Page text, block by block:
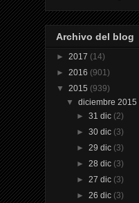
Archivo del blog
► 2017 (14)
► 2016 (901)
▼ 2015 (939)
▼diciembre 2015
► 31 dic (2)
► 30 dic (3)
► 29 dic (3)
► 28 dic (3)
► 27 dic (3)
► 26 dic (3)